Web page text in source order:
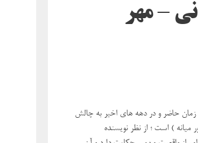
– مهر
زمان حاضر و در دهه های اخیر به چالش
) است ؛ از نظر نویسنده